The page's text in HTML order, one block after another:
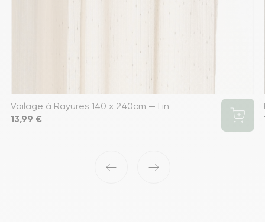
Voilage à Rayures 140 x 240cm — Lin
Prix
13,99 €
‹ ›